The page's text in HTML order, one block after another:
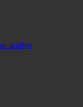
analys